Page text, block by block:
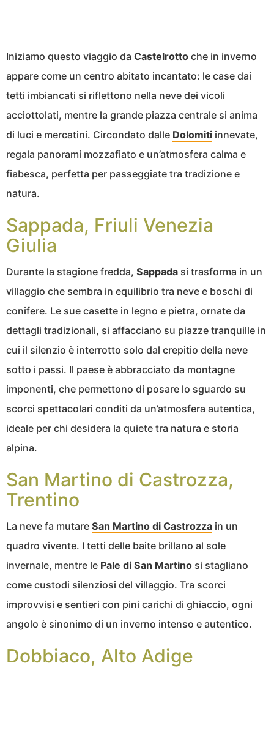
Iniziamo questo viaggio da Castelrotto che in inverno
appare come un centro abitato incantato: le case dai
tetti imbiancati si riflettono nella neve dei vicoli
acciottolati, mentre la grande piazza centrale si anima
di luci e mercatini. Circondato dalle Dolomiti innevate,
regala panorami mozzafiato e un’atmosfera calma e
fiabesca, perfetta per passeggiate tra tradizione e
natura.
Sappada, Friuli Venezia
Giulia
Durante la stagione fredda, Sappada si trasforma in un
villaggio che sembra in equilibrio tra neve e boschi di
conifere. Le sue casette in legno e pietra, ornate da
dettagli tradizionali, si affacciano su piazze tranquille in
cui il silenzio è interrotto solo dal crepitio della neve
sotto i passi. Il paese è abbracciato da montagne
imponenti, che permettono di posare lo sguardo su
scorci spettacolari conditi da un’atmosfera autentica,
ideale per chi desidera la quiete tra natura e storia
alpina.
San Martino di Castrozza,
Trentino
La neve fa mutare San Martino di Castrozza in un
quadro vivente. I tetti delle baite brillano al sole
invernale, mentre le Pale di San Martino si stagliano
come custodi silenziosi del villaggio. Tra scorci
improvvisi e sentieri con pini carichi di ghiaccio, ogni
angolo è sinonimo di un inverno intenso e autentico.
Dobbiaco, Alto Adige